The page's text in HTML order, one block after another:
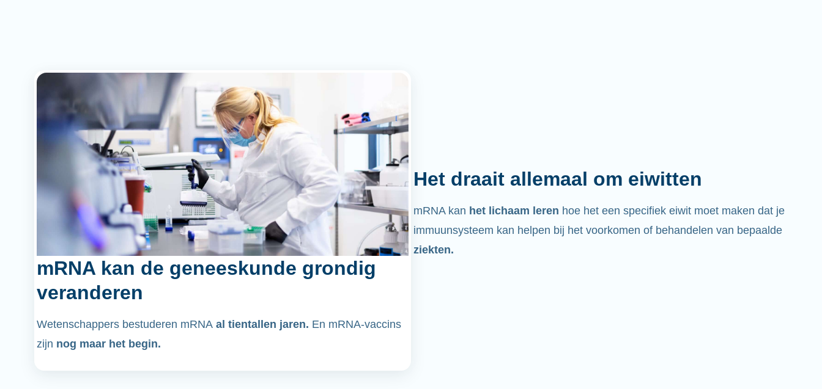
mRNA kan de geneeskunde grondig
veranderen
Wetenschappers bestuderen mRNAal tientallen jaren. En mRNA-vaccins
zijn nog maar het begin.
Het draait allemaal om eiwitten
mRNA kan het lichaam leren hoe het een specifiek eiwit moet maken dat je
immuunsysteem kan helpen bij het voorkomen of behandelen van bepaalde
ziekten.